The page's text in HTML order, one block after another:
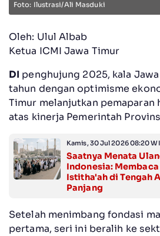
Foto: Ilustrasi/Ali Masduki
Oleh: Ulul Albab
Ketua ICMI Jawa Timur
DI penghujung 2025, kala
tahun dengan optimisme
Timur melanjutkan pemaparan
atas kinerja Pemerintah
Kamis, 30 Jul 2026 08:20
Saatnya Menata
Indonesia:
Istitha'ah di Tengah
Panjang
Setelah menimbang fondasi
pertama, seri ini beralih ke